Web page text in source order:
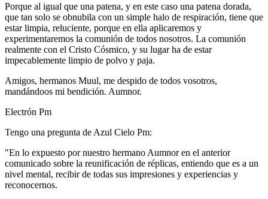
Porque al igual que una patena, y en este caso una patena dorada,
que tan solo se obnubila con un simple halo de respiración, tiene que
estar limpia, reluciente, porque en ella aplicaremos y
experimentaremos la comunión de todos nosotros. La comunión
realmente con el Cristo Cósmico, y su lugar ha de estar
impecablemente limpio de polvo y paja.
Amigos, hermanos Muul, me despido de todos vosotros,
mandándoos mi bendición. Aumnor.
Electrón Pm
Tengo una pregunta de Azul Cielo Pm:
"En lo expuesto por nuestro hermano Aumnor en el anterior
comunicado sobre la reunificación de réplicas, entiendo que es a un
nivel mental, recibir de todas sus impresiones y experiencias y
reconocernos.